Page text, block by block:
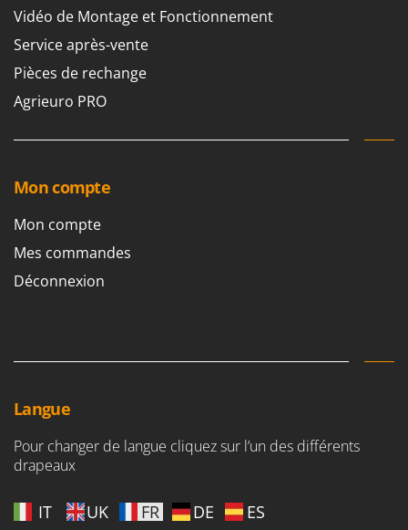
Vidéo de Montage et Fonctionnement
Service après-vente
Pièces de rechange
Agrieuro PRO
Mon compte
Mon compte
Mes commandes
Déconnexion
Langue
Pour changer de langue cliquez sur l’un des différents
drapeaux
IT UK FR DE ES